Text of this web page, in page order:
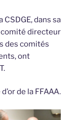
dans sa
comité directeur
des comités
ont
de la FFAAA.